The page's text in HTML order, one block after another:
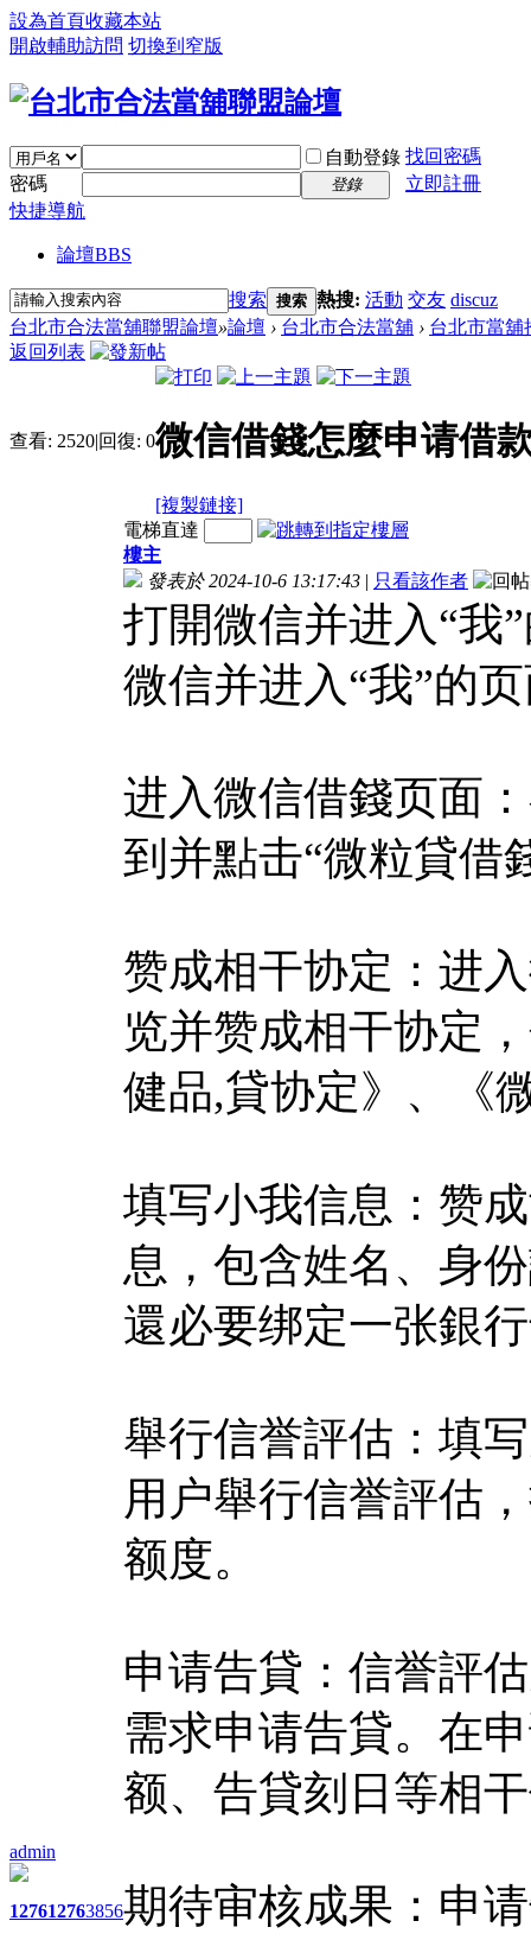
設為首頁收藏本站
開啟輔助訪問 切換到窄版
自動登錄 找回密碼
密碼
登錄
立即註冊
快捷導航
論壇BBS
搜索 搜索 熱搜: 活動 交友 discuz
台北市合法當舖聯盟論壇»論壇 › 台北市合法當舖 › 台北市當舖
返回列表
查看: 2520|回復: 0微信借錢怎麼申请借
[複製鏈接]
admin
127612763856
電梯直達
樓主
發表於 2024-10-6 13:17:43 | 只看該作者
打開微信并进入“我
微信并进入“我”的
进入微信借錢页面
到并點击“微粒貸借
赞成相干协定：进
览并赞成相干协定
健品,貸协定》、《
填写小我信息：赞
息，包含姓名、身
還必要绑定一张銀
舉行信誉評估：填
用户舉行信誉評估
额度。
申请告貸：信誉評
需求申请告貸。在
额、告貸刻日等相
期待审核成果：申